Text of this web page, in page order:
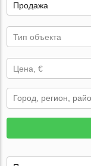
Продажа
Тип объекта
Цена, €